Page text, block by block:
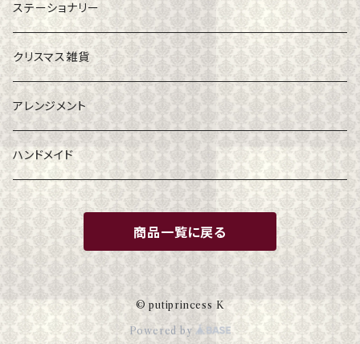
ステーショナリー
クリスマス雑貨
アレンジメント
ハンドメイド
商品一覧に戻る
© putiprincess K
Powered by